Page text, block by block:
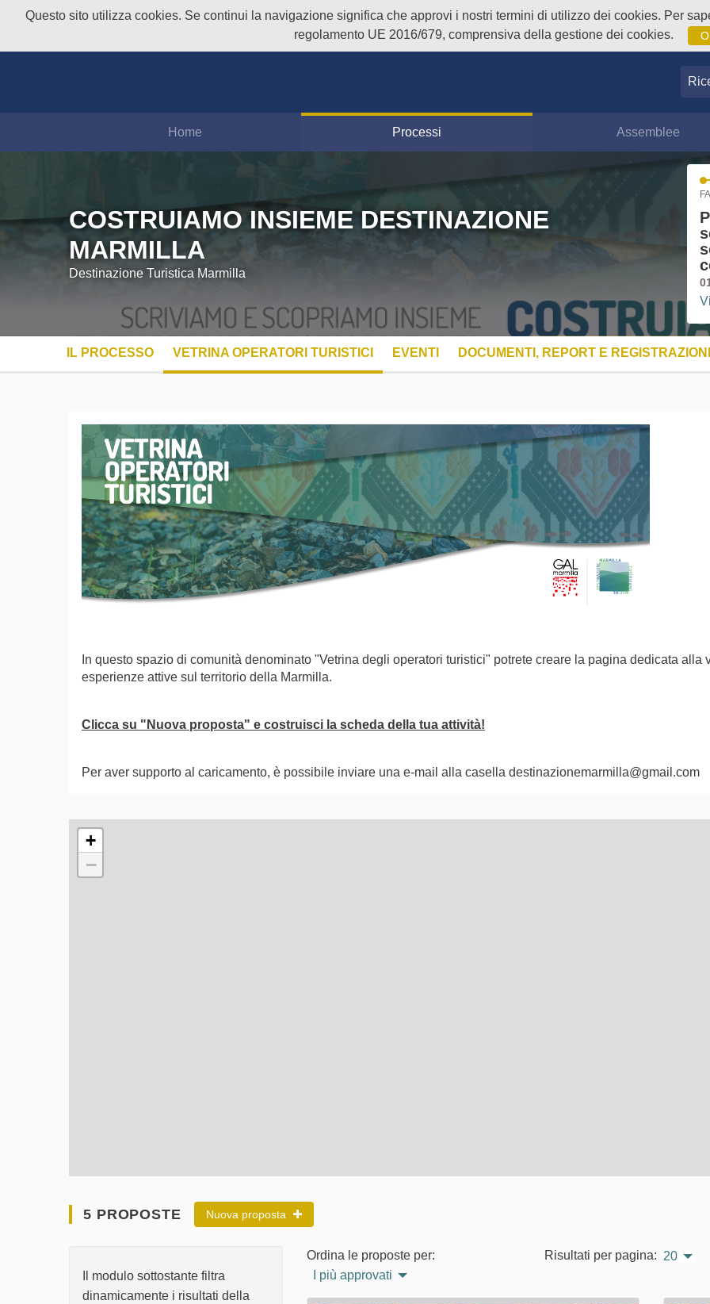
Questo sito utilizza cookies. Se continui la navigazione significa che approvi i nostri termini di utilizzo dei cookies. Per
regolamento UE 2016/679, comprensiva della gestione dei cookies.
Home Processi Assemblee
COSTRUIAMO INSIEME DESTINAZIONE
MARMILLA
Destinazione Turistica Marmilla
IL PROCESSO VETRINA OPERATORI TURISTICI EVENTI DOCUMENTI, REPORT E
In questo spazio di comunità denominato "Vetrina degli operatori turistici" potrete creare la pagina dedicata
esperienze attive sul territorio della Marmilla.
Clicca su "Nuova proposta" e costruisci la scheda della tua attività!
Per aver supporto al caricamento, è possibile inviare una e-mail alla casella destinazionemarmilla@gmail.com
L'elemento seguente è una mappa che presenta gli elementi di questa pagina come punti della mappa.
+
−
5 PROPOSTE Nuova proposta
Il modulo sottostante filtra
dinamicamente i risultati della
Ordina le proposte per:
I più approvati
Risultati per pagina: 20